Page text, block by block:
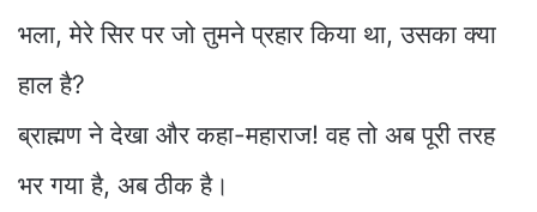
भला, मेरे सिर पर जो तुमने प्रहार किया था, उसका क्या
हाल है?
ब्राह्मण ने देखा और कहा-महाराज! वह तो अब पूरी तरह
भर गया है, अब ठीक है।